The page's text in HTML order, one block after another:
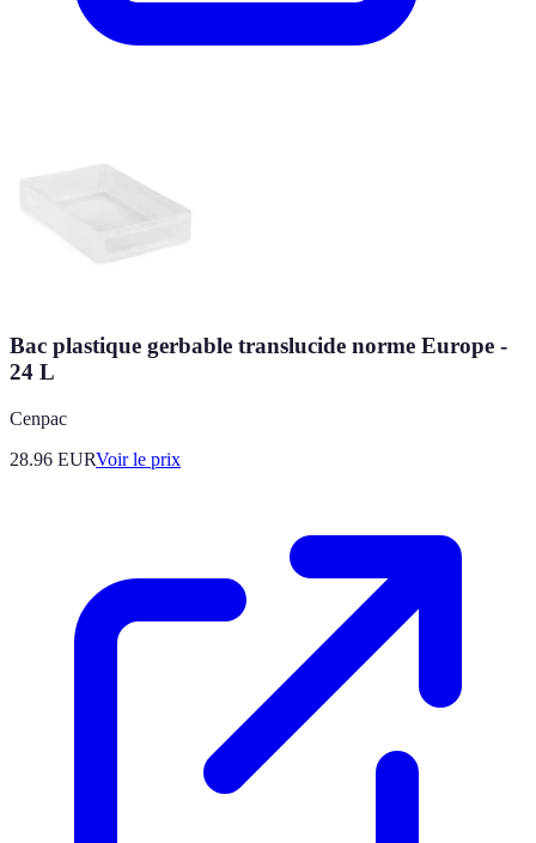
Bac plastique gerbable translucide norme Europe -
24 L
Cenpac
28.96 EURVoir le prix